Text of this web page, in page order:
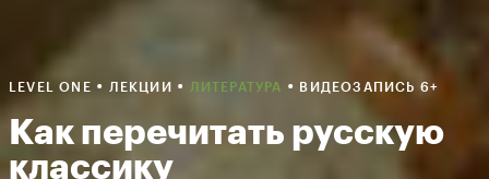
LEVEL ONE • ЛЕКЦИИ • ЛИТЕРАТУРА • ВИДЕОЗАПИСЬ 6+
Как перечитать русскую
классику